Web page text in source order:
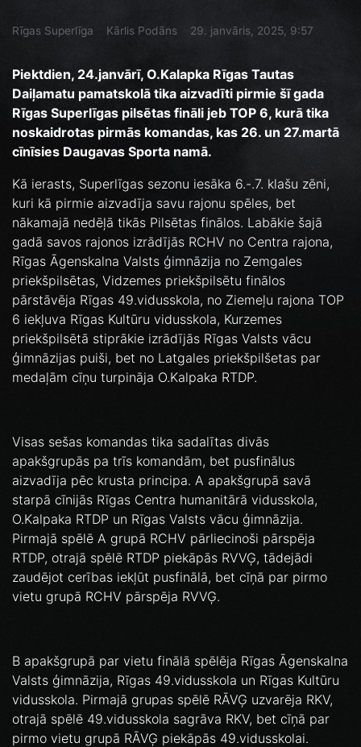
Rīgas Superlīga Kārlis Podāns 29. janvāris, 2025, 9:57
Piektdien, 24.janvārī, O.Kalapka Rīgas Tautas
Daiļamatu pamatskolā tika aizvadīti pirmie šī gada
Rīgas Superlīgas pilsētas fināli jeb TOP 6, kurā tika
noskaidrotas pirmās komandas, kas 26. un 27.martā
cīnīsies Daugavas Sporta namā.
Kā ierasts, Superlīgas sezonu iesāka 6.-.7. klašu zēni,
kuri kā pirmie aizvadīja savu rajonu spēles, bet
nākamajā nedēļā tikās Pilsētas finālos. Labākie šajā
gadā savos rajonos izrādījās RCHV no Centra rajona,
Rīgas Āgenskalna Valsts ģimnāzija no Zemgales
priekšpilsētas, Vidzemes priekšpilsētu finālos
pārstāvēja Rīgas 49.vidusskola, no Ziemeļu rajona TOP
6 iekļuva Rīgas Kultūru vidusskola, Kurzemes
priekšpilsētā stiprākie izrādījās Rīgas Valsts vācu
ģimnāzijas puiši, bet no Latgales priekšpilšetas par
medaļām cīņu turpināja O.Kalpaka RTDP.
Visas sešas komandas tika sadalītas divās
apakšgrupās pa trīs komandām, bet pusfinālus
aizvadīja pēc krusta principa. A apakšgrupā savā
starpā cīnijās Rīgas Centra humanitārā vidusskola,
O.Kalpaka RTDP un Rīgas Valsts vācu ģimnāzija.
Pirmajā spēlē A grupā RCHV pārliecinoši pārspēja
RTDP, otrajā spēlē RTDP piekāpās RVVĢ, tādejādi
zaudējot cerības iekļūt pusfinālā, bet cīņā par pirmo
vietu grupā RCHV pārspēja RVVĢ.
B apakšgrupā par vietu finālā spēlēja Rīgas Āgenskalna
Valsts ģimnāzija, Rīgas 49.vidusskola un Rīgas Kultūru
vidusskola. Pirmajā grupas spēlē RĀVĢ uzvarēja RKV,
otrajā spēlē 49.vidusskola sagrāva RKV, bet cīņā par
pirmo vietu grupā RĀVĢ piekāpās 49.vidusskolai.